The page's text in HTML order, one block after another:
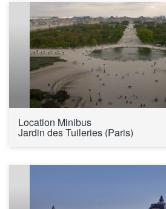
Location Minibus
Jardin des Tuileries (Paris)